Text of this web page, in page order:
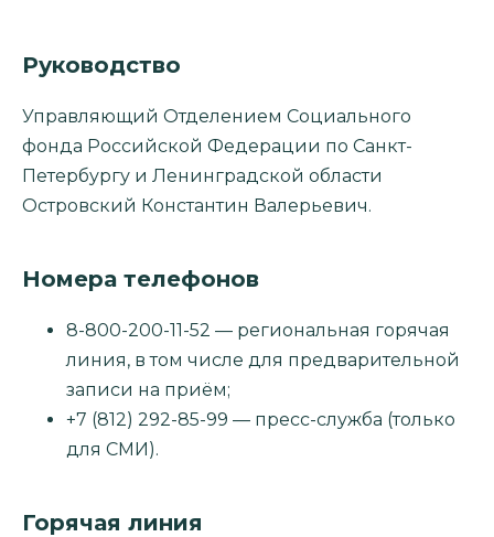
Руководство
Управляющий Отделением Социального
фонда Российской Федерации по Санкт-
Петербургу и Ленинградской области
Островский Константин Валерьевич.
Номера телефонов
8-800-200-11-52 — региональная горячая
линия, в том числе для предварительной
записи на приём;
+7 (812) 292-85-99 — пресс-служба (только
для СМИ).
Горячая линия